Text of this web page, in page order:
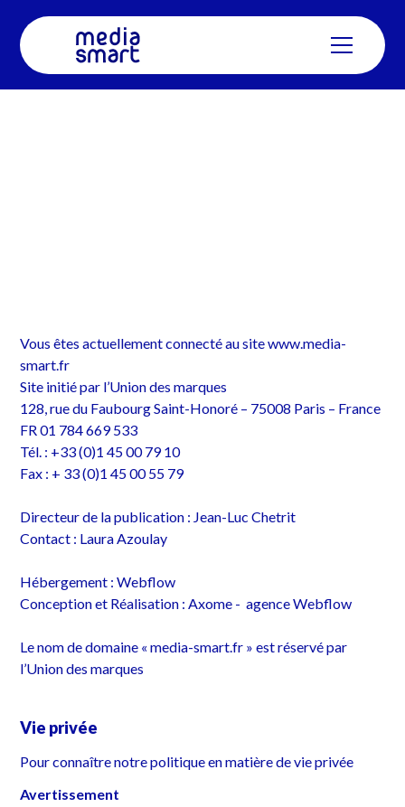
Vous êtes actuellement connecté au sitewww.media-
smart.fr
Site initié par l’Union des marques
128, rue du Faubourg Saint-Honoré – 75008 Paris – France
FR 01 784 669 533
Tél. : +33 (0)1 45 00 79 10
Fax : + 33 (0)1 45 00 55 79
Directeur de la publication : Jean-Luc Chetrit
Contact : Laura Azoulay
Hébergement : Webflow
Conception et Réalisation :Axome - agence Webflow
Le nom de domaine « media-smart.fr » est réservé par
l’Union des marques
Vie privée
Pour connaître notre politique en matière de vie privée
Avertissement